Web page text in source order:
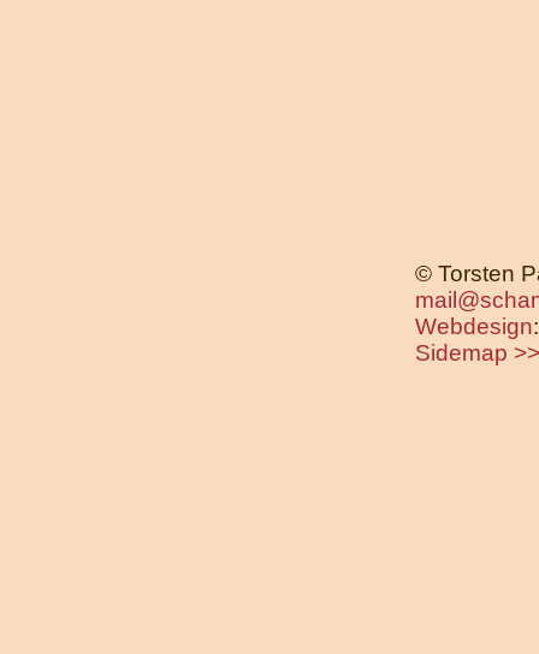
© Torsten
Webdesign
Sidemap >>